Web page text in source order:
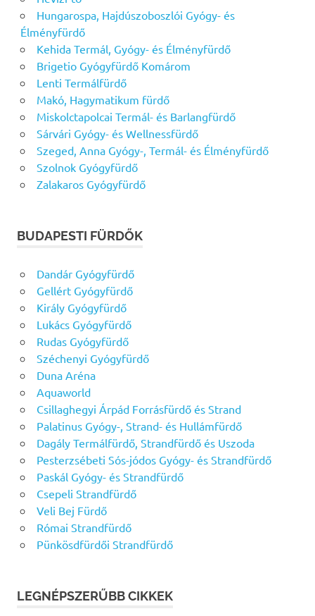
Hungarospa, Hajdúszoboszlói Gyógy- és
Élményfürdő
Kehida Termál, Gyógy- és Élményfürdő
Brigetio Gyógyfürdő Komárom
Lenti Termálfürdő
Makó, Hagymatikum fürdő
Miskolctapolcai Termál- és Barlangfürdő
Sárvári Gyógy- és Wellnessfürdő
Szeged, Anna Gyógy-, Termál- és Élményfürdő
Szolnok Gyógyfürdő
Zalakaros Gyógyfürdő
BUDAPESTI FÜRDŐK
Dandár Gyógyfürdő
Gellért Gyógyfürdő
Király Gyógyfürdő
Lukács Gyógyfürdő
Rudas Gyógyfürdő
Széchenyi Gyógyfürdő
Duna Aréna
Aquaworld
Csillaghegyi Árpád Forrásfürdő és Strand
Palatinus Gyógy-, Strand- és Hullámfürdő
Dagály Termálfürdő, Strandfürdő és Uszoda
Pesterzsébeti Sós-jódos Gyógy- és Strandfürdő
Paskál Gyógy- és Strandfürdő
Csepeli Strandfürdő
Veli Bej Fürdő
Római Strandfürdő
Pünkösdfürdői Strandfürdő
LEGNÉPSZERŰBB CIKKEK